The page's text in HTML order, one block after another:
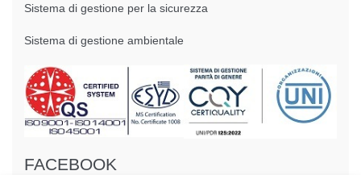
Sistema di gestione per la sicurezza
Sistema di gestione ambientale
FACEBOOK